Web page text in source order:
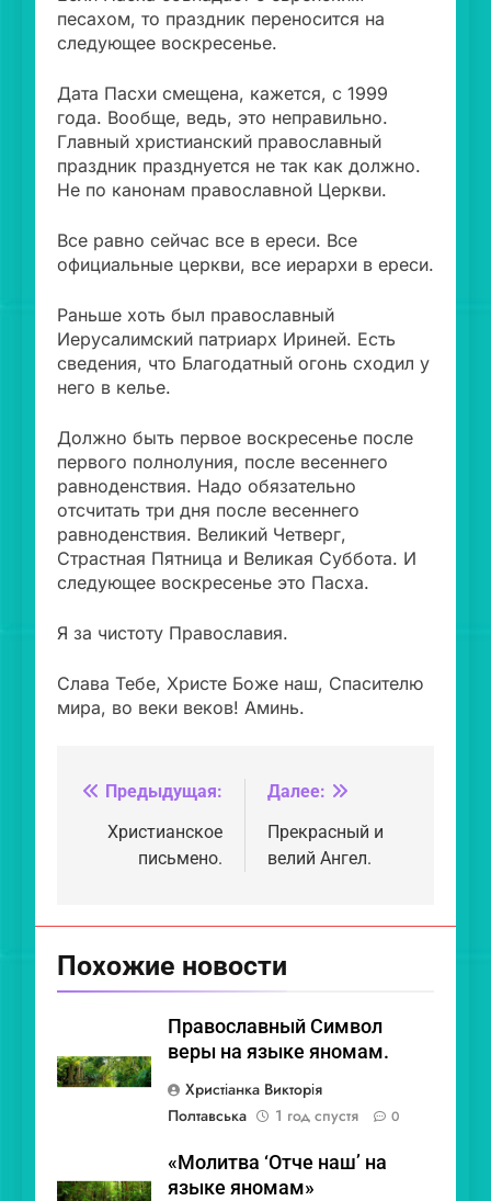
песахом, то праздник переносится на
следующее воскресенье.
Дата Пасхи смещена, кажется, с 1999
года. Вообще, ведь, это неправильно.
Главный христианский православный
праздник празднуется не так как должно.
Не по канонам православной Церкви.
Все равно сейчас все в ереси. Все
официальные церкви, все иерархи в ереси.
Раньше хоть был православный
Иерусалимский патриарх Ириней. Есть
сведения, что Благодатный огонь сходил у
него в келье.
Должно быть первое воскресенье после
первого полнолуния, после весеннего
равноденствия. Надо обязательно
отсчитать три дня после весеннего
равноденствия. Великий Четверг,
Страстная Пятница и Великая Суббота. И
следующее воскресенье это Пасха.
Я за чистоту Православия.
Слава Тебе, Христе Боже наш, Спасителю
мира, во веки веков! Аминь.
Навигация
по
Предыдущая:
Христианское
письмено.
Далее:
Прекрасный и
велий Ангел.
Похожие новости
Православный Символ
веры на языке яномам.
Христіанка Викторія
Полтавська
1 год спустя 0
«Молитва ‘Отче наш’ на
языке яномам»